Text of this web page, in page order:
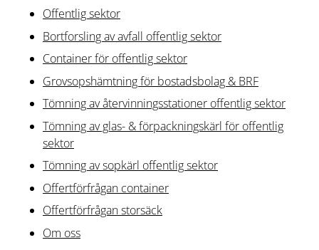
Offentlig sektor
Bortforsling av avfall​ offentlig sektor
Container för offentlig sektor
Grovsopshämtning för bostadsbolag & BRF
Tömning av återvinningsstationer offentlig sektor
Tömning av glas- & förpackningskärl för offentlig
sektor
Tömning av sopkärl offentlig sektor
Offertförfrågan container
Offertförfrågan storsäck
Om oss